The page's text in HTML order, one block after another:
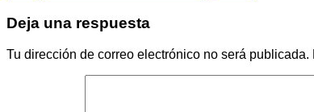
Deja una respuesta
Tu dirección de correo electrónico no será publicada.